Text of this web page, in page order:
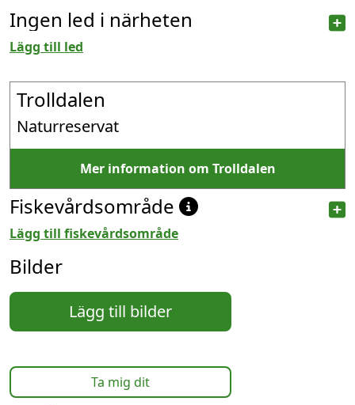
Ingen led i närheten
Lägg till led
Trolldalen
Naturreservat
Mer information om Trolldalen
Fiskevårdsområde
Lägg till fiskevårdsområde
Bilder
Lägg till bilder
Ta mig dit